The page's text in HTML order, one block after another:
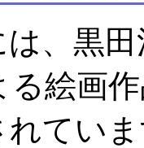
、黒田
る絵画
てい